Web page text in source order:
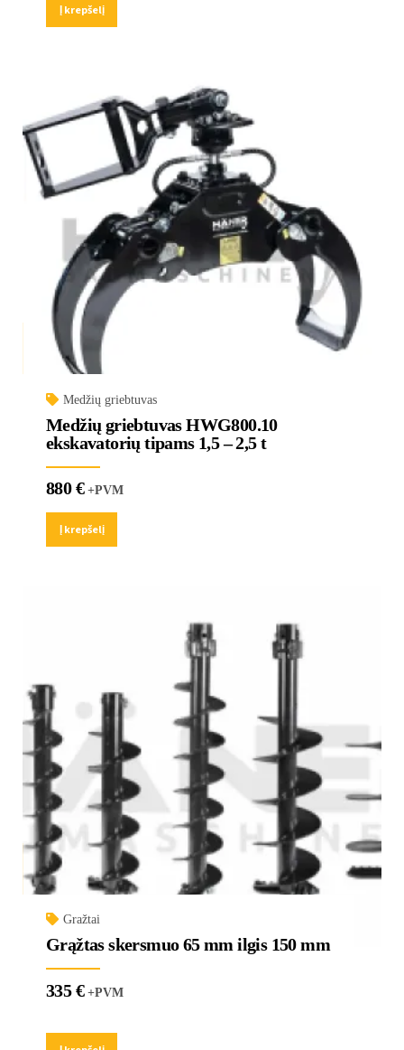
Į krepšelį
Medžių griebtuvas
Medžių griebtuvas HWG800.10
ekskavatorių tipams 1,5 – 2,5 t
880€+PVM
Į krepšelį
Gražtai
Grąžtas skersmuo 65 mm ilgis 150 mm
335€+PVM